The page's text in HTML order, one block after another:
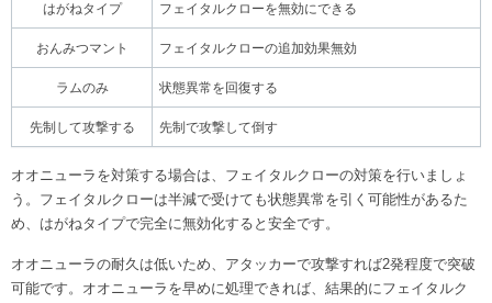
はがねタイプ フェイタルクローを無効にできる
おんみつマント フェイタルクローの追加効果無効
ラムのみ 状態異常を回復する
先制して攻撃する 先制で攻撃して倒す
オオニューラを対策する場合は、フェイタルクローの対策を行いましょ
う。フェイタルクローは半減で受けても状態異常を引く可能性があるた
め、はがねタイプで完全に無効化すると安全です。
オオニューラの耐久は低いため、アタッカーで攻撃すれば2発程度で突破
可能です。オオニューラを早めに処理できれば、結果的にフェイタルク